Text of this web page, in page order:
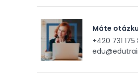
Máte
+420 731